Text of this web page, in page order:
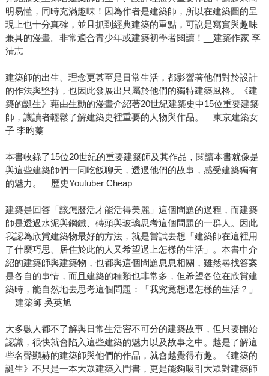
明易懂，同時充滿趣味！因為作者是建築師，所以在建築圖的呈
現上也十分真確，並且抓到經典建築的重點，可說是寫實與趣味
兼具的漫畫。非常適合青少年或建築初學者閱讀！__建築作家 李
清志
建築師的出生、理念更甚至是日常生活，都影響著他們對於設計
的作法與堅持，也因此發展出只屬於他們的獨特建築風格。《建
築的誕生》藉由生動的漫畫介紹著20世紀建築史中15位重要建築
師，讓讀者輕鬆了解建築史裡重要的人物與作品。__東京建築女
子 李昀蓁
本書收錄了15位20世紀的重要建築師及其作品，閱讀本書就像是
與這些建築師們一同吃飯聊天，透過他們的故事，感受建築獨有
的魅力。__歷史Youtuber Cheap
建築是回答「該怎麼活才能活得美麗」這個問題的過程，而建築
師是透過水泥與鋼鐵、磚頭與玻璃思考這個問題的一群人。因此
我認為欣賞建築物最好的方法，就是嘗試去想「建築師在這裡用
了什麼巧思、居住於此的人又希望過上怎樣的生活」。本書中介
紹的建築師與建築物，也都與這個問題息息相關，雖然尋找答案
是各自的事情，而且建築的種類也非常多，但希望各位在欣賞建
築時，能自然地去思考這個問題：「我究竟想過怎樣的生活？」
__建築師 吳英旭
大多數人都不了解與日常生活密不可分的建築故事，但只要開始
認識，很快就會陷入這些建築的魅力以及故事之中。越是了解這
些名聲顯赫的建築師與他們的作品，就會越覺得有趣。《建築的
誕生》不只是一本大眾建築入門書，更是能夠吸引大眾對建築師